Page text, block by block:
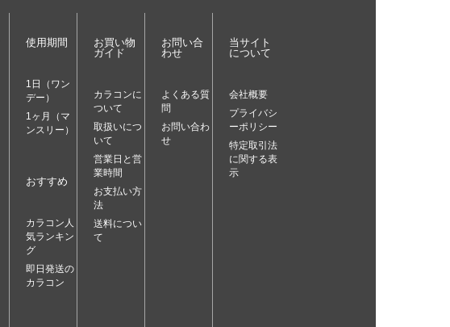
使用期間
1日（ワン
デー）
1ヶ月（マ
ンスリー）
おすすめ
カラコン人
気ランキン
グ
即日発送の
カラコン
お買い物
ガイド
カラコンに
ついて
取扱いにつ
いて
営業日と営
業時間
お支払い方
法
送料につい
て
お問い合
わせ
よくある質
問
お問い合わ
せ
当サイト
について
会社概要
プライバシ
ーポリシー
特定取引法
に関する表
示